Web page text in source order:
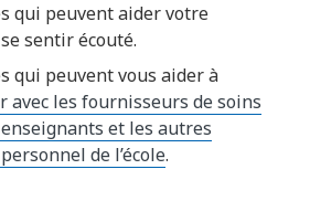
qui peuvent aider votre
sentir écouté.
qui peuvent vous aider à
avec les fournisseurs de soins
et les autres
de l’école.